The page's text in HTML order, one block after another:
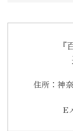
住所：神
E